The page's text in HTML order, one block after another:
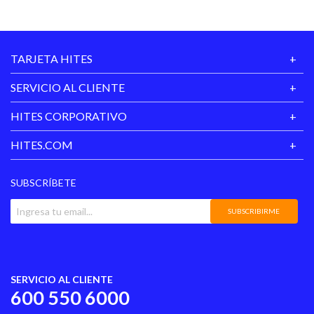
TARJETA HITES
SERVICIO AL CLIENTE
HITES CORPORATIVO
HITES.COM
SUBSCRÍBETE
SUBSCRIBIRME
SERVICIO AL CLIENTE
600 550 6000